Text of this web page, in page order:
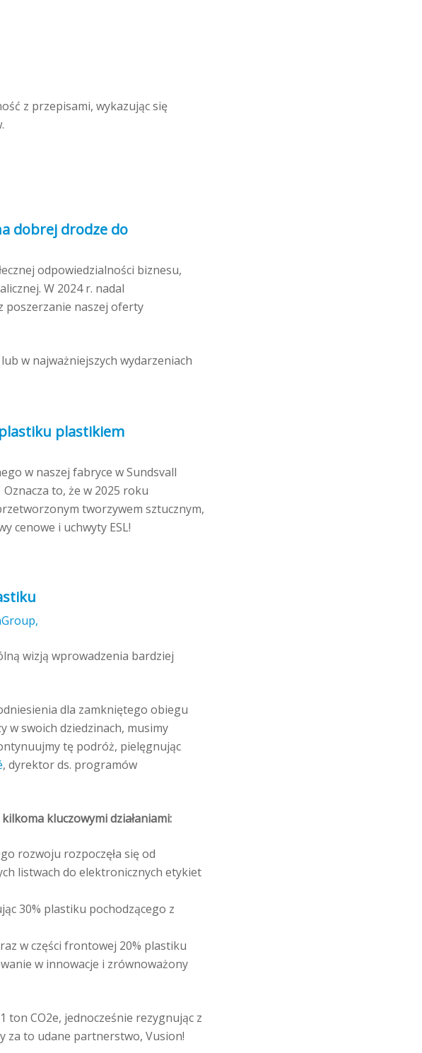
z przepisami, wykazując się
dobrej drodze do
odpowiedzialności biznesu,
W 2024 r. nadal
poszerzanie naszej oferty
lub w najważniejszych wydarzeniach
plastikiem
w naszej fabryce w Sundsvall
to, że w 2025 roku
tworzywem sztucznym,
cenowe i uchwyty ESL!
wizją wprowadzenia bardziej
dla zamkniętego obiegu
w swoich dziedzinach, musimy
tę podróż, pielęgnując
, dyrektor ds. programów
kluczowymi działaniami:
rozwoju rozpoczęła się od
listwach do elektronicznych etykiet
30% plastiku pochodzącego z
w części frontowej 20% plastiku
w innowacje i zrównoważony
ton CO2e, jednocześnie rezygnując z
za to udane partnerstwo, Vusion!